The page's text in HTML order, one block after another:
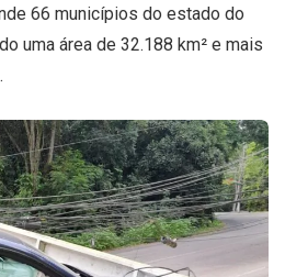
66 municípios do estado do
uma área de 32.188 km² e mais